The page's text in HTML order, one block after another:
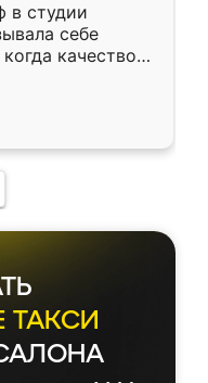
в студии
себе
качеством
уже почти
ТАКСИ